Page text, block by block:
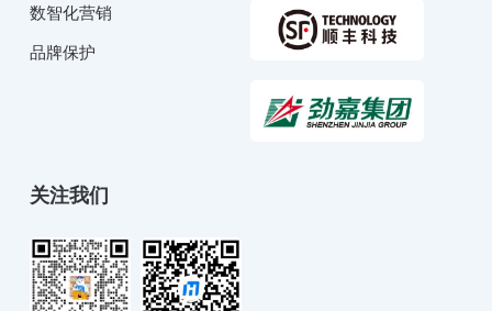
数智化营销
品牌保护
关注我们